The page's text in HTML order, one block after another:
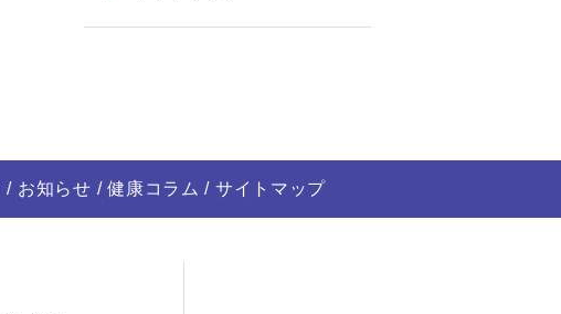
お知らせ 健康コラム サイトマップ